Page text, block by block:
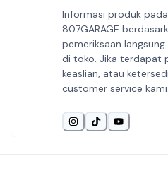
Informasi produk
807GARAGE
pemeriksaan
di toko. Jika terdapat
keaslian, atau
customer service kami.